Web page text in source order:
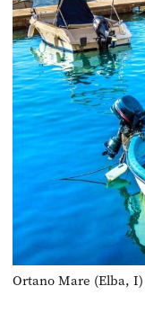
Ortano Mare (Elba, I)